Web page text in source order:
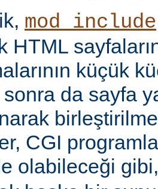
mod_include
HTML
küçük
da sayfa
CGI
olabileceği